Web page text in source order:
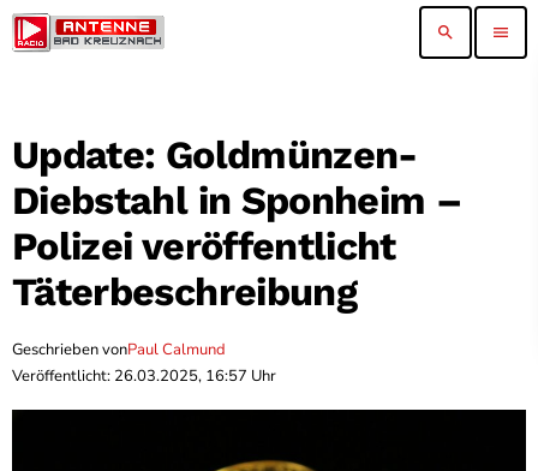
search menu
Update: Goldmünzen-
Diebstahl in Sponheim –
Polizei veröffentlicht
Täterbeschreibung
Geschrieben vonPaul Calmund
Veröffentlicht: 26.03.2025, 16:57 Uhr